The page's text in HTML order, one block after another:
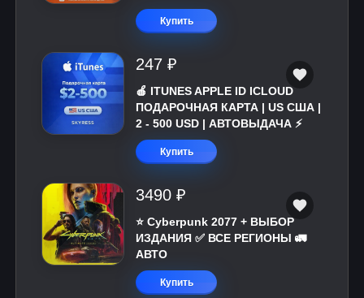
Купить
247 ₽
🍎 ITUNES APPLE ID ICLOUD
ПОДАРОЧНАЯ КАРТА | US США |
2 - 500 USD | АВТОВЫДАЧА ⚡️
Купить
3490 ₽
⭐ Cyberpunk 2077 + ВЫБОР
ИЗДАНИЯ ✅ ВСЕ РЕГИОНЫ 🚛
АВТО
Купить